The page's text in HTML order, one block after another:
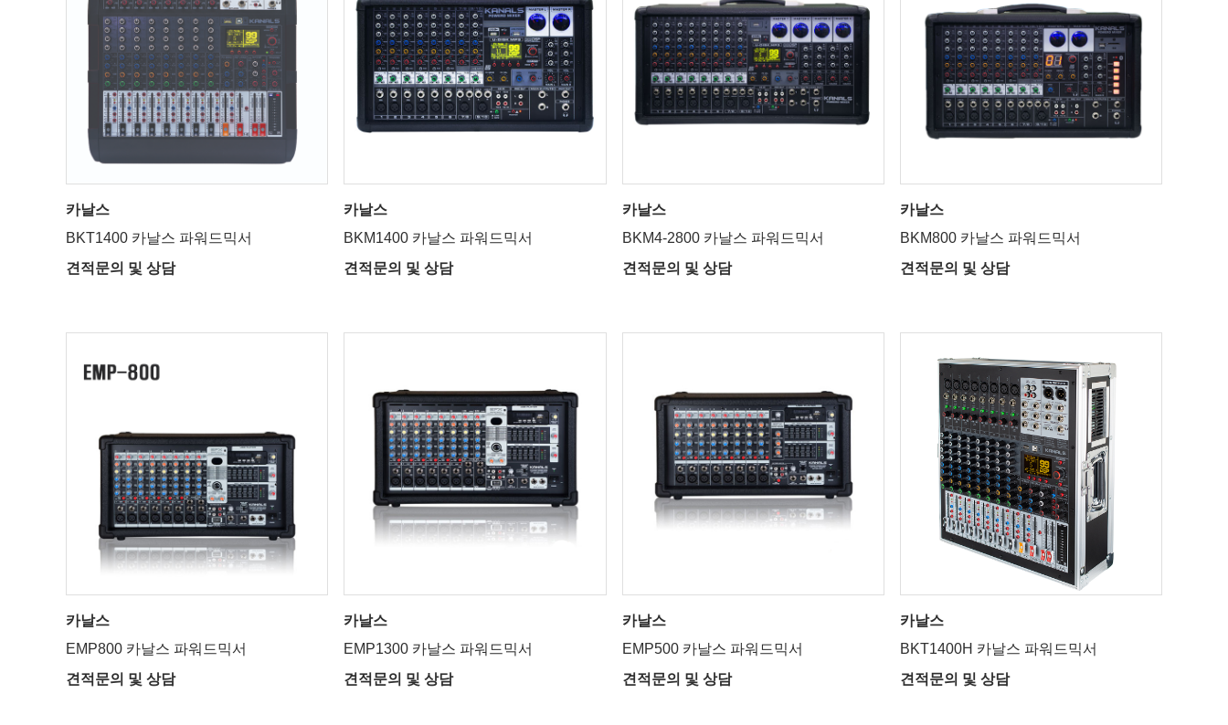
카날스
BKT1400 카날스 파워드믹서
견적문의 및 상담
카날스
BKM1400 카날스 파워드믹서
견적문의 및 상담
카날스
BKM4-2800 카날스 파워드믹서
견적문의 및 상담
카날스
BKM800 카날스 파워드믹서
견적문의 및 상담
카날스
EMP800 카날스 파워드믹서
견적문의 및 상담
카날스
EMP1300 카날스 파워드믹서
견적문의 및 상담
카날스
EMP500 카날스 파워드믹서
견적문의 및 상담
카날스
BKT1400H 카날스 파워드믹서
견적문의 및 상담